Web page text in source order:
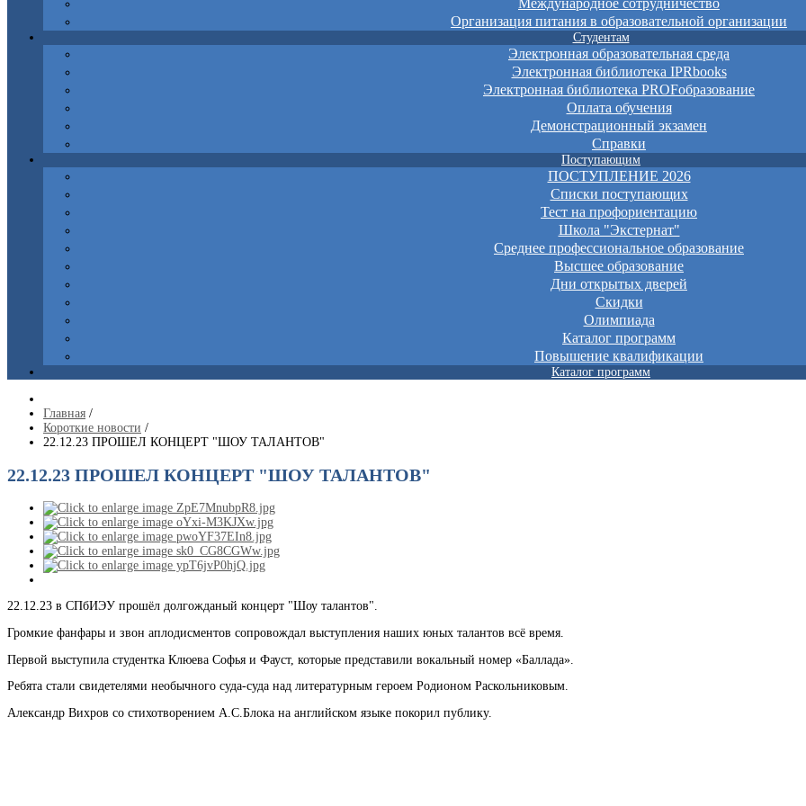
Организация питания в образовательной организации
Студентам
Электронная образовательная среда
Электронная библиотека IPRbooks
Электронная библиотека PROFобразование
Оплата обучения
Демонстрационный экзамен
Справки
Поступающим
ПОСТУПЛЕНИЕ 2026
Списки поступающих
Тест на профориентацию
Школа "Экстернат"
Среднее профессиональное образование
Высшее образование
Дни открытых дверей
Скидки
Олимпиада
Каталог программ
Повышение квалификации
Каталог программ
Главная /
Короткие новости /
22.12.23 ПРОШЕЛ КОНЦЕРТ "ШОУ ТАЛАНТОВ"
22.12.23 ПРОШЕЛ КОНЦЕРТ "ШОУ ТАЛАНТОВ"
22.12.23 в СПбИЭУ прошёл долгожданый концерт "Шоу талантов".
Громкие фанфары и звон аплодисментов сопровождал выступления наших юных талантов всё время.
Первой выступила студентка Клюева Софья и Фауст, которые представили вокальный номер «Баллада».
Ребята стали свидетелями необычного суда-суда над литературным героем Родионом Раскольниковым.
Александр Вихров со стихотворением А.С.Блока на английском языке покорил публику.